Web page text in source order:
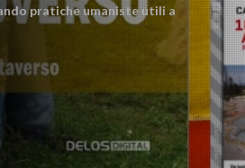
pratiche umaniste utili a